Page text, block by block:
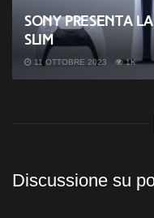
Sony presenta
slim
11 OTTOBRE 2023 1K
Discussione su